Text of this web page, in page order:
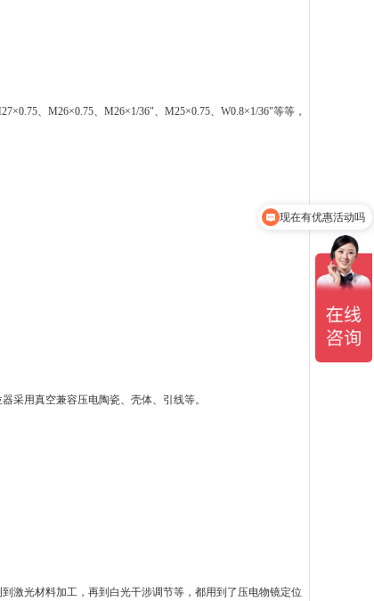
、M26×0.75、M26×1/36"、M25×0.75、W0.8×1/36"等等，
采用真空兼容压电陶瓷、壳体、引线等。
激光材料加工，再到白光干涉调节等，都用到了压电物镜定位
联系方式